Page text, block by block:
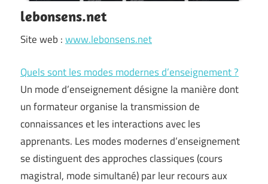
lebonsens.net
Site web :www.lebonsens.net
Quels sont les modes modernes d’enseignement ?
Un mode d’enseignement désigne la manière dont
un formateur organise la transmission de
connaissances et les interactions avec les
apprenants. Les modes modernes d’enseignement
se distinguent des approches classiques (cours
magistral, mode simultané) par leur recours aux